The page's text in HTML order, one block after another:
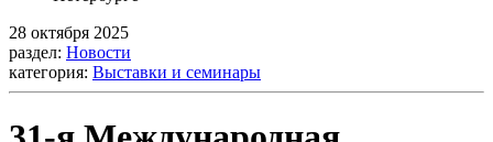
28 октября 2025
раздел: Новости
категория: Выставки и семинары